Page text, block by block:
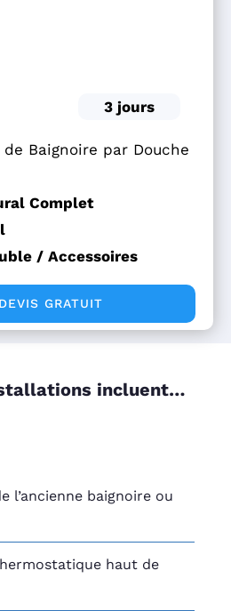
3 jours
Baignoire par Douche
Complet
/ Accessoires
GRATUIT
incluent…
l’ancienne baignoire ou
haut de